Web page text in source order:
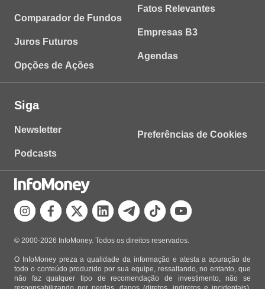
Comparador de Fundos
Juros Futuros
Opções de Ações
Fatos Relevantes
Empresas B3
Agendas
Siga
Newsletter
Podcasts
Preferências de Cookies
© 2000-2026 InfoMoney. Todos os direitos reservados.
O InfoMoney preza a qualidade da informação e atesta a apuração de
todo o conteúdo produzido por sua equipe, ressaltando, no entanto, que
não faz qualquer tipo de recomendação de investimento, não se